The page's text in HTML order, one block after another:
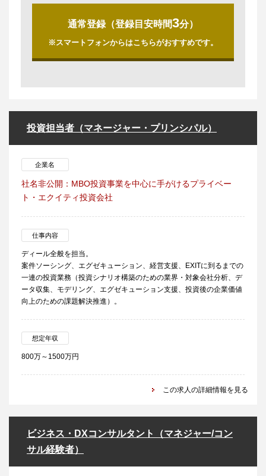
通常登録（登録目安時間3分）
※スマートフォンからはこちらがおすすめです。
投資担当者（マネージャー・プリンシパル）
企業名
社名非公開：MBO投資事業を中心に手がけるプライベー
ト・エクイティ投資会社
仕事内容
ディール全般を担当。
案件ソーシング、エグゼキューション、経営支援、EXITに到るまでの
一連の投資業務（投資シナリオ構築のための業界・対象会社分析、デ
ータ収集、モデリング、エグゼキューション支援、投資後の企業価値
向上のための課題解決推進）。
想定年収
800万～1500万円
この求人の詳細情報を見る
ビジネス・DXコンサルタント（マネジャー/コン
サル経験者）